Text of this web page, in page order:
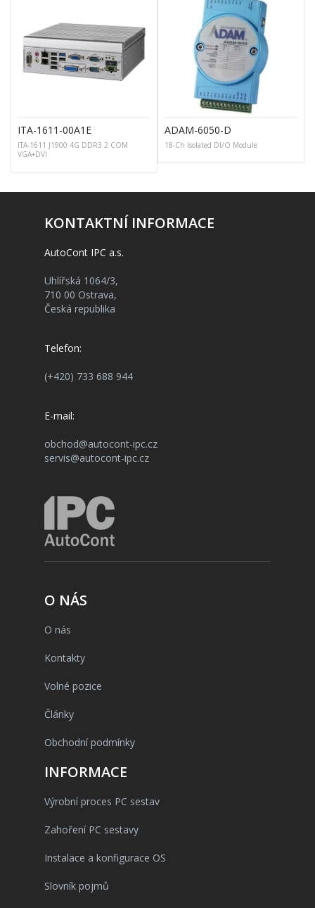
ITA-1611-00A1E
ITA-1611 J1900 4G DDR3 2 COM
VGA+DVI
ADAM-6050-D
18-Ch Isolated DI/O Module
KONTAKTNÍ INFORMACE
AutoCont IPC a.s.
Uhlířská 1064/3,
710 00 Ostrava,
Česká republika
Telefon:
(+420) 733 688 944
E-mail:
obchod@autocont-ipc.cz
servis@autocont-ipc.cz
O NÁS
O nás
Kontakty
Volné pozice
Články
Obchodní podmínky
INFORMACE
Výrobní proces PC sestav
Zahoření PC sestavy
Instalace a konfigurace OS
Slovník pojmů